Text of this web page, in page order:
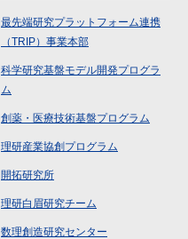
最先端研究プラットフォーム連携
（TRIP）事業本部
科学研究基盤モデル開発プログラ
ム
創薬・医療技術基盤プログラム
理研産業協創プログラム
開拓研究所
理研白眉研究チーム
数理創造研究センター